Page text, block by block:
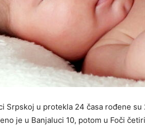
Srpskoj u protekla 24 časa rođene su
je u Banjaluci 10, potom u Foči